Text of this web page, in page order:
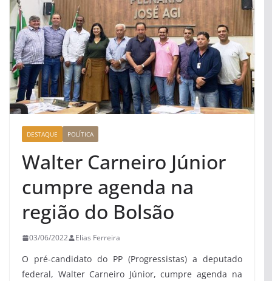
DESTAQUE POLÍTICA
Walter Carneiro Júnior
cumpre agenda na
região do Bolsão
03/06/2022 Elias Ferreira
O pré-candidato do PP (Progressistas) a deputado
federal, Walter Carneiro Júnior, cumpre agenda na